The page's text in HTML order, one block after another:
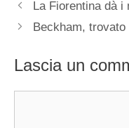
La Fiorentina dà i
Beckham,
Lascia un